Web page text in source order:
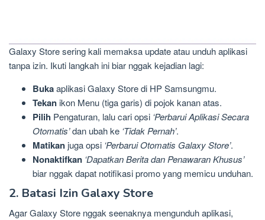
Galaxy Store sering kali memaksa update atau unduh aplikasi
tanpa izin. Ikuti langkah ini biar nggak kejadian lagi:
Bukaaplikasi Galaxy Store di HP Samsungmu.
Tekan ikon Menu (tiga garis) di pojok kanan atas.
Pilih Pengaturan, lalu cari opsi ‘Perbarui Aplikasi Secara
Otomatis’dan ubah ke ‘Tidak Pernah’.
Matikan juga opsi ‘Perbarui Otomatis Galaxy Store’.
Nonaktifkan ‘Dapatkan Berita dan Penawaran Khusus’
biar nggak dapat notifikasi promo yang memicu unduhan.
2. Batasi Izin Galaxy Store
Agar Galaxy Store nggak seenaknya mengunduh aplikasi,